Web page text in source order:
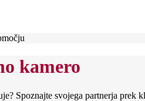
kamero
Spoznajte svojega partnerja prek